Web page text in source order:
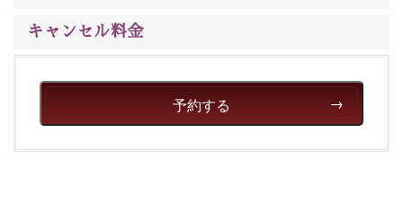
キャンセル料金
予約する